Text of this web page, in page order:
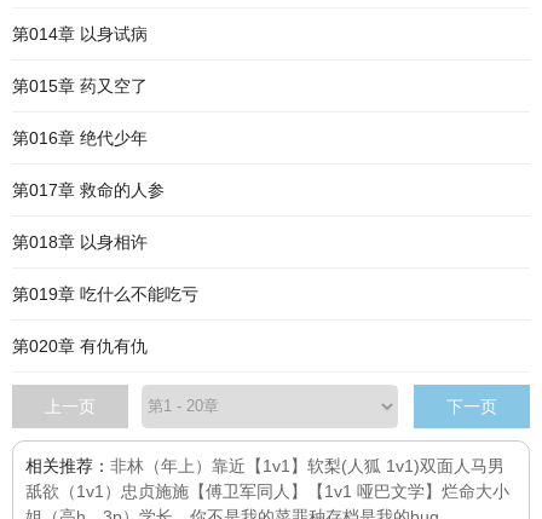
第014章 以身试病
第015章 药又空了
第016章 绝代少年
第017章 救命的人参
第018章 以身相许
第019章 吃什么不能吃亏
第020章 有仇有仇
上一页 下一页
相关推荐： 非林（年上） 靠近【1v1】 软梨(人狐 1v1)双面人马男
舐欲（1v1） 忠贞施施 【傅卫军同人】【1v1 哑巴文学】烂命大小